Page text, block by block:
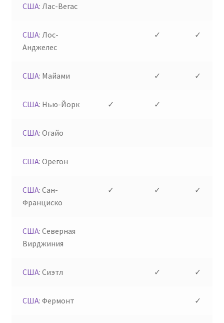
США: Лас-Вегас
США: Лос-
Анджелес
✓ ✓
США: Майами ✓ ✓
США: Нью-Йорк ✓ ✓
США: Огайо
США: Орегон
США: Сан-
Франциско
✓ ✓ ✓
США: Северная
Вирджиния
США: Сиэтл ✓ ✓
США: Фермонт ✓